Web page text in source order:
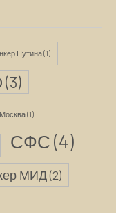
Путина(1)
(3)
Москва(1)
СФС(4)
МИД(2)